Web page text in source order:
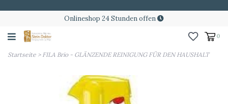
Onlineshop 24 Stunden offen
0
Startseite > FILA Brio - GLÄNZENDE REINIGUNG FÜR DEN HAUSHALT